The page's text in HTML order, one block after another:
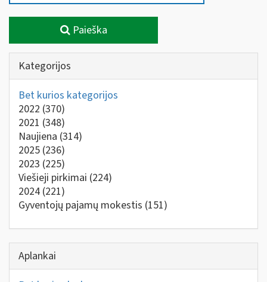
Paieška
Kategorijos
Bet kurios kategorijos
2022 (370)
2021 (348)
Naujiena (314)
2025 (236)
2023 (225)
Viešieji pirkimai (224)
2024 (221)
Gyventojų pajamų mokestis (151)
Aplankai